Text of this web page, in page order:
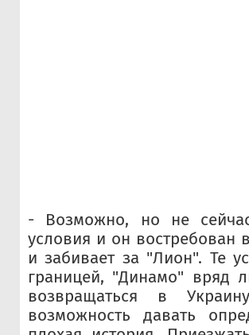
- Возможно, но не
условия и он востребован
и забивает за "Лион". Те
границей, "Динамо" вряд
возвращаться в
возможность давать